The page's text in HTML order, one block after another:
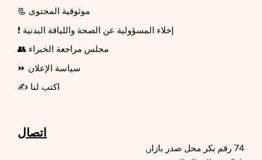
📃 موثوقية المحتوى
❗ إخلاء المسؤولية عن الصحة واللياقة البدنية
👥 مجلس مراجعة الخبراء
⏩ سياسة الإعلان
✍️ اكتب لنا
اتصال
74 رقم بكر محل صدر بازار,